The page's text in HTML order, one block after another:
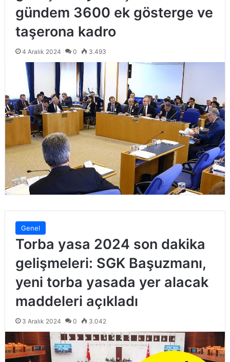
gündem 3600 ek gösterge ve
taşerona kadro
4 Aralık 2024 0 3.493
Genel
Torba yasa 2024 son dakika
gelişmeleri: SGK Başuzmanı,
yeni torba yasada yer alacak
maddeleri açıkladı
3 Aralık 2024 0 3.042